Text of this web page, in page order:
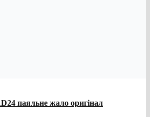
паяльне жало оригінал